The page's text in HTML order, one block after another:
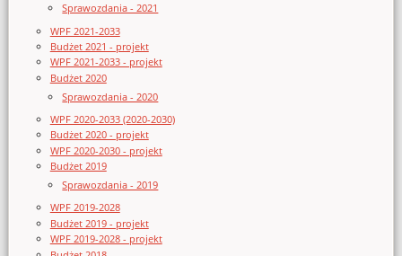
Sprawozdania - 2021
WPF 2021-2033
Budżet 2021 - projekt
WPF 2021-2033 - projekt
Budżet 2020
Sprawozdania - 2020
WPF 2020-2033 (2020-2030)
Budżet 2020 - projekt
WPF 2020-2030 - projekt
Budżet 2019
Sprawozdania - 2019
WPF 2019-2028
Budżet 2019 - projekt
WPF 2019-2028 - projekt